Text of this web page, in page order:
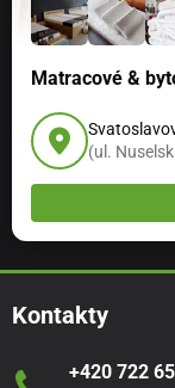
Matracové &
(ul.
Kontakty
+420 722